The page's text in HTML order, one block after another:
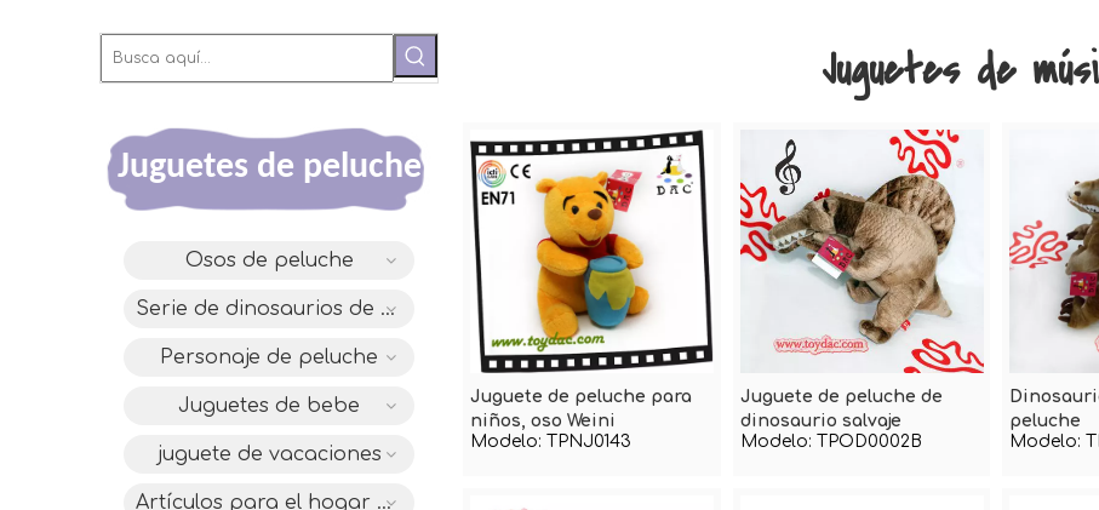
Juguetes de peluche
Osos de peluche
Serie de dinosaurios de diseño original DAC
Personaje de peluche
Juguetes de bebe
juguete de vacaciones
Artículos para el hogar de felpa
Juguetes de
Juguete de peluche para
niños, oso Weini
Modelo: TPNJ0143
Juguete de peluche de
dinosaurio salvaje
Modelo: TPOD0002B
peluche
Modelo: